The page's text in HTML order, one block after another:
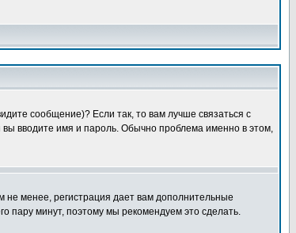
сообщение)? Если так, то вам лучше связаться с
вводите имя и пароль. Обычно проблема именно в этом,
не менее, регистрация дает вам дополнительные
пару минут, поэтому мы рекомендуем это сделать.